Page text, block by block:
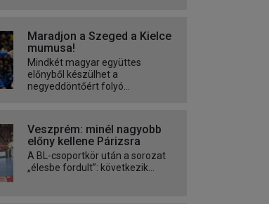
Maradjon a Szeged a Kielce
mumusa!
Mindkét magyar együttes
előnyből készülhet a
negyeddöntőért folyó...
Veszprém: minél nagyobb
előny kellene Párizsra
A BL-csoportkör után a sorozat
„élesbe fordult”: következik...